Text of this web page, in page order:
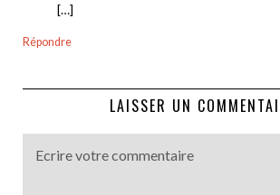
[…]
Répondre
LAISSER UN